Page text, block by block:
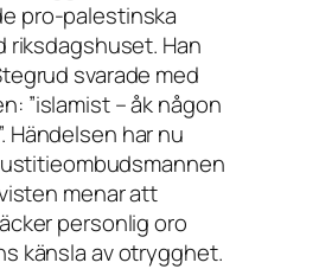
pro-palestinska
riksdagshuset. Han
svarade med
”islamist – åk någon
Händelsen har nu
menar att
personlig oro
känsla av otrygghet.